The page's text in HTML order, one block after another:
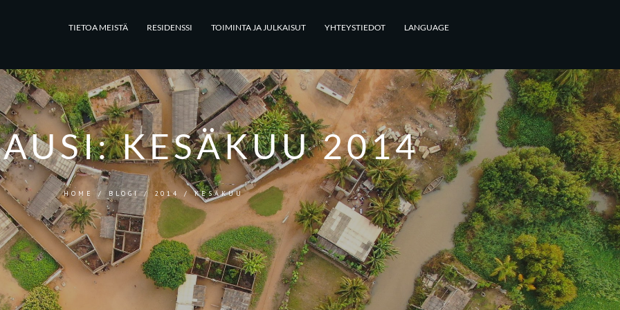
TIETOA MEISTÄ RESIDENSSI TOIMINTA JA JULKAISUT YHTEYSTIEDOT LANGUAGE
KESÄKUU 2014
HOME /BLOGI/ 2014 /KESÄKUU